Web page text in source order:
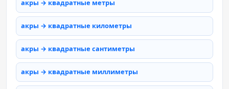
акры → квадратные метры
акры → квадратные километры
акры → квадратные сантиметры
акры → квадратные миллиметры